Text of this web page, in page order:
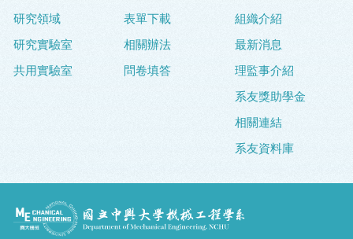
研究領域
研究實驗室
共用實驗室
表單下載
相關辦法
問卷填答
組織介紹
最新消息
理監事介紹
系友獎助學金
相關連結
系友資料庫